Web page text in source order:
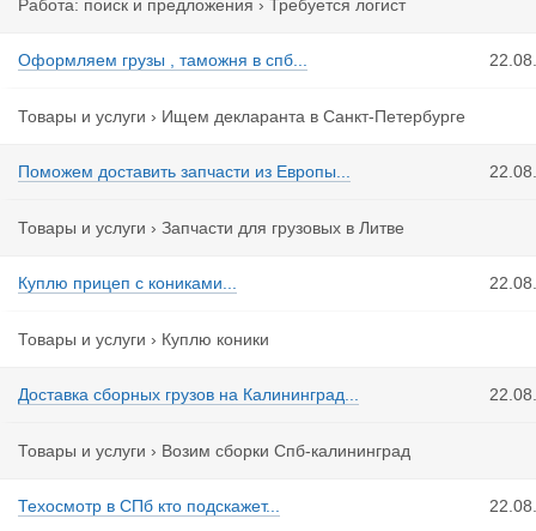
Работа: поиск и предложения › Требуется логист
Оформляем грузы , таможня в спб...
Товары и услуги › Ищем декларанта в Санкт-Петербурге
Поможем доставить запчасти из Европы...
Товары и услуги › Запчасти для грузовых в Литве
Куплю прицеп с кониками...
Товары и услуги › Куплю коники
Доставка сборных грузов на Калининград...
Товары и услуги › Возим сборки Спб-калининград
Техосмотр в СПб кто подскажет...